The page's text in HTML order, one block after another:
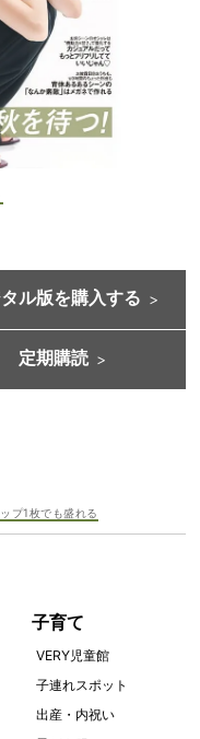
ル版を購入する
定期購読
プ1枚でも盛れる
子育て
VERY児童館
子連れスポット
出産・内祝い